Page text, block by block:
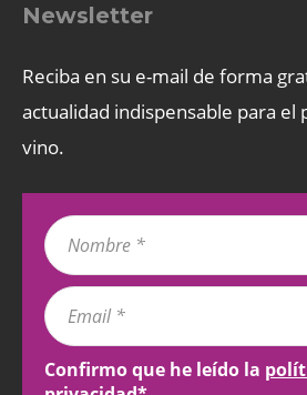
Newsletter
Reciba en su e-mail de forma
actualidad indispensable para el
vino.
Confirmo que he leído la